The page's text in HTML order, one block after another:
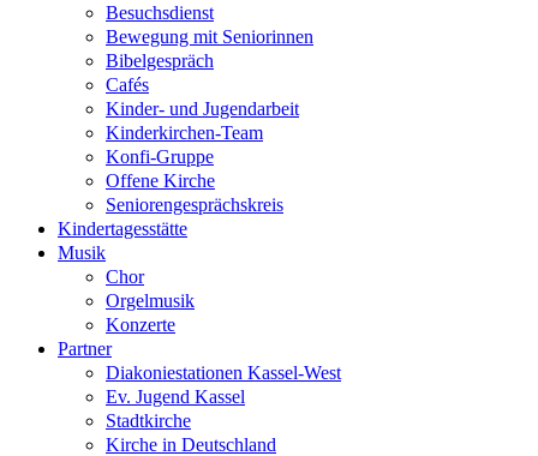
Besuchsdienst
Bewegung mit Seniorinnen
Bibelgespräch
Cafés
Kinder- und Jugendarbeit
Kinderkirchen-Team
Konfi-Gruppe
Offene Kirche
Seniorengesprächskreis
Kindertagesstätte
Musik
Chor
Orgelmusik
Konzerte
Partner
Diakoniestationen Kassel-West
Ev. Jugend Kassel
Stadtkirche
Kirche in Deutschland